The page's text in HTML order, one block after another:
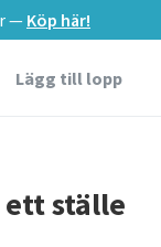
—Köp här!
Lägg till lopp
ett ställe